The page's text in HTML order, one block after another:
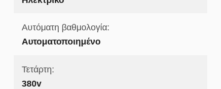
Αυτόματη βαθμολογία:
Αυτοματοποιημένο
Τετάρτη:
380v